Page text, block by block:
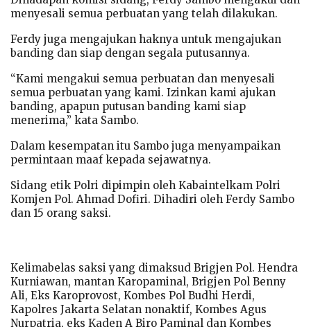
menyesali semua perbuatan yang telah dilakukan.
Ferdy juga mengajukan haknya untuk mengajukan
banding dan siap dengan segala putusannya.
“Kami mengakui semua perbuatan dan menyesali
semua perbuatan yang kami. Izinkan kami ajukan
banding, apapun putusan banding kami siap
menerima,” kata Sambo.
Dalam kesempatan itu Sambo juga menyampaikan
permintaan maaf kepada sejawatnya.
Sidang etik Polri dipimpin oleh Kabaintelkam Polri
Komjen Pol. Ahmad Dofiri. Dihadiri oleh Ferdy Sambo
dan 15 orang saksi.
Kelimabelas saksi yang dimaksud Brigjen Pol. Hendra
Kurniawan, mantan Karopaminal, Brigjen Pol Benny
Ali, Eks Karoprovost, Kombes Pol Budhi Herdi,
Kapolres Jakarta Selatan nonaktif, Kombes Agus
Nurpatria, eks Kaden A Biro Paminal dan Kombes